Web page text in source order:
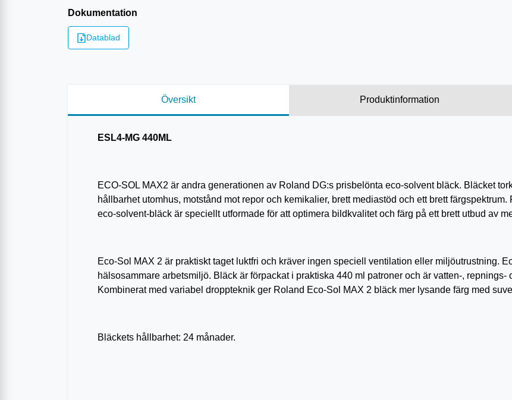
Dokumentation
Datablad
Översikt Produktinformation
ESL4-MG 440ML
ECO-SOL MAX2 är andra generationen av Roland DG:s prisbelönta eco-solvent bläck. Bläcket
hållbarhet utomhus, motstånd mot repor och kemikalier, brett mediastöd och ett brett
eco-solvent-bläck är speciellt utformade för att optimera bildkvalitet och färg på ett brett utbud av
Eco-Sol MAX 2 är praktiskt taget luktfri och kräver ingen speciell ventilation eller miljöutrustning.
hälsosammare arbetsmiljö. Bläck är förpackat i praktiska 440 ml patroner och är vatten-,
Kombinerat med variabel droppteknik ger Roland Eco-Sol MAX 2 bläck mer lysande färg med
Bläckets hållbarhet: 24 månader.